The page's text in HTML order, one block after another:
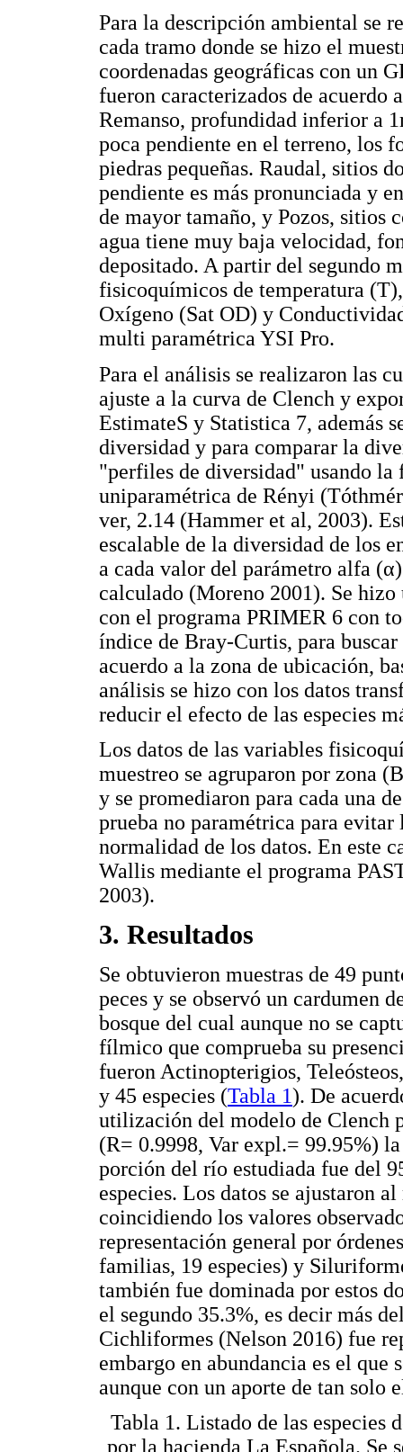
Para la descripción ambiental se
cada tramo donde se hizo el
coordenadas geográficas con un
fueron caracterizados de
Remanso, profundidad inferior a
poca pendiente en el terreno, los
piedras pequeñas. Raudal, sitios
pendiente es más pronunciada y
de mayor tamaño, y Pozos, sitios
agua tiene muy baja velocidad,
depositado. A partir del segundo
fisicoquímicos de temperatura
Oxígeno (Sat OD) y
multi paramétrica YSI Pro.
Para el análisis se realizaron las
ajuste a la curva de Clench y
EstimateS y Statistica 7, además
diversidad y para comparar la
"perfiles de diversidad" usando
uniparamétrica de Rényi
ver, 2.14 (Hammer et al, 2003).
escalable de la diversidad de los
a cada valor del parámetro alfa
calculado (Moreno 2001). Se
con el programa PRIMER 6 con
índice de Bray-Curtis, para
acuerdo a la zona de ubicación,
análisis se hizo con los datos
reducir el efecto de las especies
Los datos de las variables
muestreo se agruparon por zona
y se promediaron para cada una
prueba no paramétrica para
normalidad de los datos. En este
Wallis mediante el programa
2003).
3. Resultados
Se obtuvieron muestras de 49
peces y se observó un cardumen
bosque del cual aunque no se
fílmico que comprueba su
fueron Actinopterigios,
y 45 especies (Tabla 1). De
utilización del modelo de Clench
(R= 0.9998, Var expl.= 99.95%)
porción del río estudiada fue del
especies. Los datos se ajustaron
coincidiendo los valores
representación general por
familias, 19 especies) y
también fue dominada por estos
el segundo 35.3%, es decir más
Cichliformes (Nelson 2016) fue
embargo en abundancia es el que
aunque con un aporte de tan solo
Tabla 1. Listado de las especies
por la hacienda La Española. Se